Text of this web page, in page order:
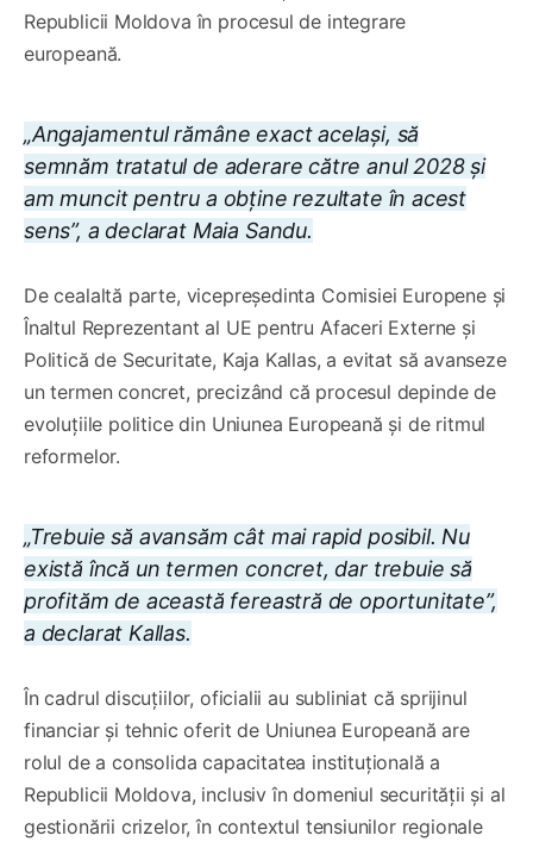
Republicii Moldova în procesul de integrare
europeană.
„Angajamentul rămâne exact același, să
semnăm tratatul de aderare către anul 2028 și
am muncit pentru a obține rezultate în acest
sens”, a declarat Maia Sandu.
De cealaltă parte, vicepreședinta Comisiei Europene și
Înaltul Reprezentant al UE pentru Afaceri Externe și
Politică de Securitate, Kaja Kallas, a evitat să avanseze
un termen concret, precizând că procesul depinde de
evoluțiile politice din Uniunea Europeană și de ritmul
reformelor.
„Trebuie să avansăm cât mai rapid posibil. Nu
există încă un termen concret, dar trebuie să
profităm de această fereastră de oportunitate”,
a declarat Kallas.
În cadrul discuțiilor, oficialii au subliniat că sprijinul
financiar și tehnic oferit de Uniunea Europeană are
rolul de a consolida capacitatea instituțională a
Republicii Moldova, inclusiv în domeniul securității și al
gestionării crizelor, în contextul tensiunilor regionale